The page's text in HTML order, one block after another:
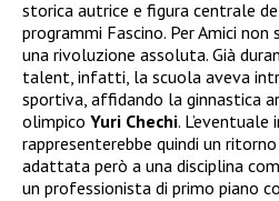
storica autrice e figura centrale
programmi Fascino. Per Amici
una rivoluzione assoluta. Già
talent, infatti, la scuola aveva
sportiva, affidando la ginnastica
olimpico Yuri Chechi.
rappresenterebbe quindi un
adattata però a una disciplina
un professionista di primo piano